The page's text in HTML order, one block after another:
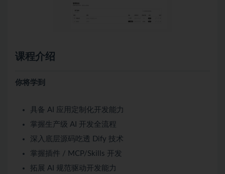
课程介绍
你将学到
具备 AI 应用定制化开发能力
掌握生产级 AI 开发全流程
深入底层源码吃透 Dify 技术
掌握插件 / MCP/Skills 开发
拓展 AI 规范驱动开发能力